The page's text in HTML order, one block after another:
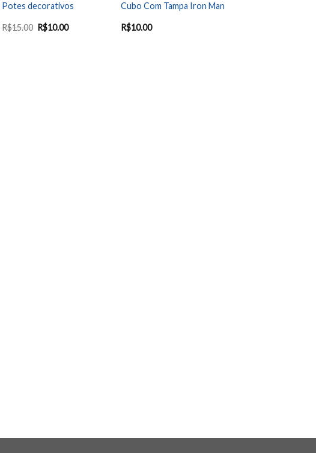
Potes decorativos
R$15.00 R$10.00
Cubo Com Tampa Iron Man
R$10.00